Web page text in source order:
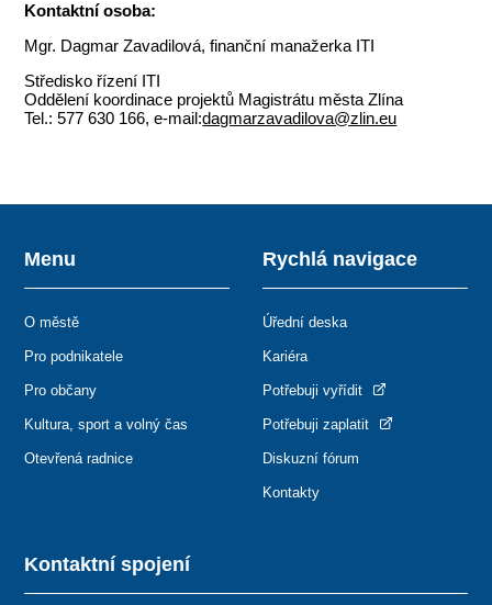
Kontaktní osoba:
Mgr. Dagmar Zavadilová, finanční manažerka ITI
Středisko řízení ITI
Oddělení koordinace projektů Magistrátu města Zlína
Tel.: 577 630 166, e-mail:dagmarzavadilova@zlin.eu
Kontaktní spojení
Menu
O městě
Pro podnikatele
Pro občany
Kultura, sport a volný čas
Otevřená radnice
Rychlá navigace
Úřední deska
Kariéra
Potřebuji vyřídit
Potřebuji zaplatit
Diskuzní fórum
Kontakty